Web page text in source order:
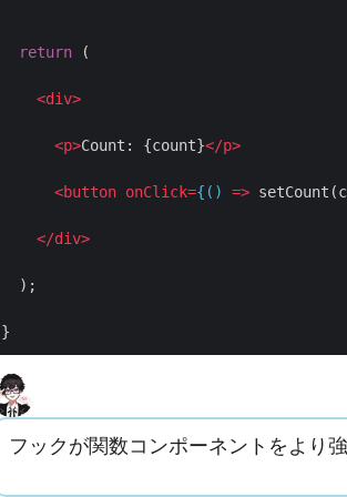
return (
<div>
<p>Count : {count}</p>
<button onClick={() => setCount (
</div>
);
}
フックが関数コンポーネントをより